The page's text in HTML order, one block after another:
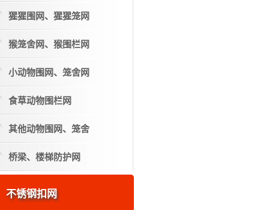
猩猩围网、猩猩笼网
猴笼舍网、猴围栏网
小动物围网、笼舍网
食草动物围栏网
其他动物围网、笼舍
桥梁、楼梯防护网
不锈钢扣网